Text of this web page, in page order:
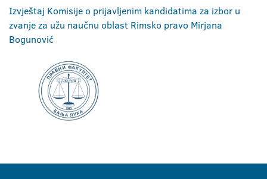
Izvještaj Komisije o prijavljenim kandidatima za izbor u
zvanje za užu naučnu oblast Rimsko pravo Mirjana
Bogunović